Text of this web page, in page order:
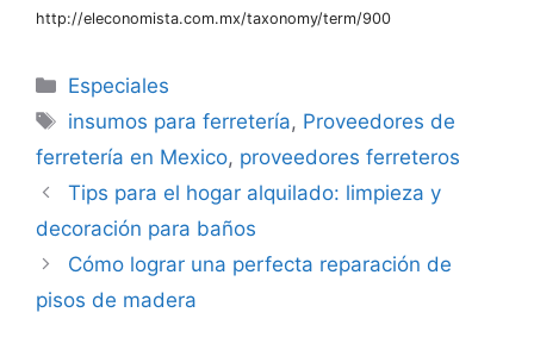
http://eleconomista.com.mx/taxonomy/term/900
Categorías
Especiales
Etiquetas
insumos para ferretería, Proveedores de
ferretería en Mexico, proveedores ferreteros
Tips para el hogar alquilado: limpieza y
decoración para baños
Cómo lograr una perfecta reparación de
pisos de madera